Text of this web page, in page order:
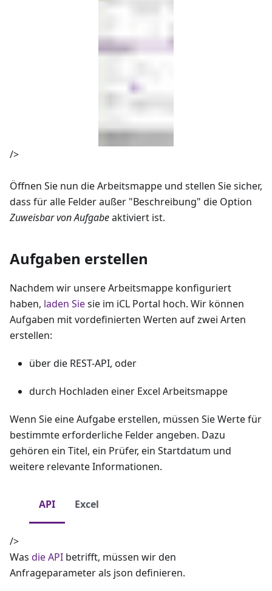
/>
Öffnen Sie nun die Arbeitsmappe und stellen Sie sicher,
dass für alle Felder außer "Beschreibung" die Option
Zuweisbar von Aufgabeaktiviert ist.
Aufgaben erstellen
Nachdem wir unsere Arbeitsmappe konfiguriert
haben, laden Siesie im iCL Portal hoch. Wir können
Aufgaben mit vordefinierten Werten auf zwei Arten
erstellen:
über die REST-API, oder
durch Hochladen einer Excel Arbeitsmappe
Wenn Sie eine Aufgabe erstellen, müssen Sie Werte für
bestimmte erforderliche Felder angeben. Dazu
gehören ein Titel, ein Prüfer, ein Startdatum und
weitere relevante Informationen.
API Excel
/>
Was die API betrifft, müssen wir den
Anfrageparameter als json definieren.